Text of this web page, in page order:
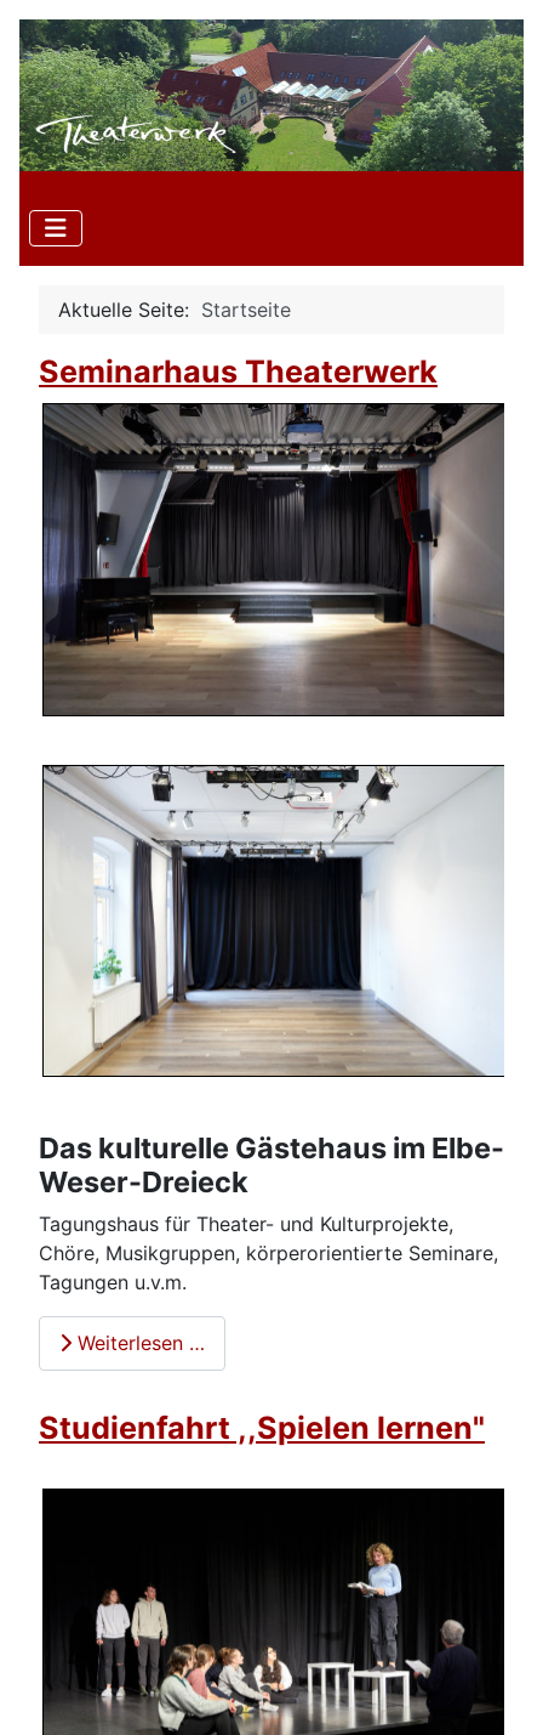
Aktuelle Seite: Startseite
Seminarhaus Theaterwerk
Das kulturelle Gästehaus im Elbe-
Weser-Dreieck
Tagungshaus für Theater- und Kulturprojekte,
Chöre, Musikgruppen, körperorientierte Seminare,
Tagungen u.v.m.
Weiterlesen …
Studienfahrt ,,Spielen lernen"